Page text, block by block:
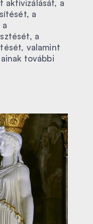
aktivizálását, a
a
a
valamint
további